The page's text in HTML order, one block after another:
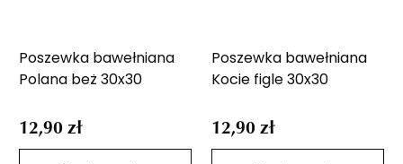
Poszewka bawełniana
Polana beż 30x30
12,90 zł
Poszewka bawełniana
Kocie figle 30x30
12,90 zł